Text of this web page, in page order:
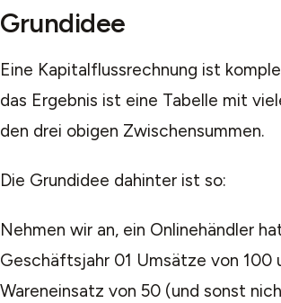
Grundidee
Eine Kapitalflussrechnung ist
das Ergebnis ist eine Tabelle mit
den drei obigen Zwischensummen.
Die Grundidee dahinter ist so:
Nehmen wir an, ein Onlinehändler
Geschäftsjahr 01 Umsätze von 100
Wareneinsatz von 50 (und sonst